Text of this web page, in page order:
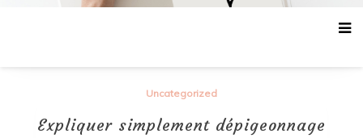
Uncategorized
Expliquer simplement dépigeonnage